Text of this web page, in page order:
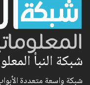
شبكة النبأ
شبكة واسعة متعددة